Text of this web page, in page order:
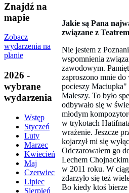
Znajdź na
mapie
Zobacz
wydarzenia na
planie
2026 -
wybrane
wydarzenia
Wstęp
Styczeń
Luty
Marzec
Kwiecień
Maj
Czerwiec
Lipiec
Sierpień
Jakie są Pana
związane z
Nie jestem z
wspomnienia
zawodowym.
zaproszono mnie
pocieszy
Maleszy. To było
odbywało się w
młodym
w trykotach
wrażenie. Jeszcze
kojarzył mi się
Odczarowałem go
Lechem
w 2011 roku. W
zdarzyło się też
Bo kiedy ktoś